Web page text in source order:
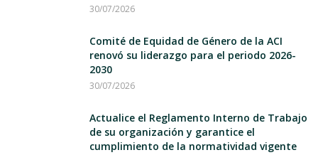
30/07/2026
Comité de Equidad de Género de la ACI
renovó su liderazgo para el periodo 2026-
2030
30/07/2026
Actualice el Reglamento Interno de Trabajo
de su organización y garantice el
cumplimiento de la normatividad vigente